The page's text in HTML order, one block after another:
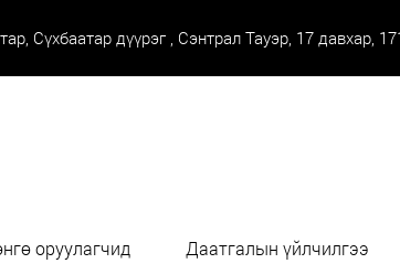
Сүхбаатар дүүрэг , Сэнтрал Тауэр, 17 давхар,
оруулагчид Даатгалын үйлчилгээ